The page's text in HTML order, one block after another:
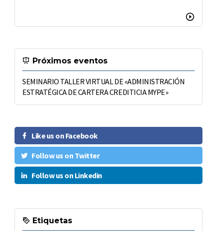
Próximos eventos
SEMINARIO TALLER VIRTUAL DE «ADMINISTRACIÓN
ESTRATÉGICA DE CARTERA CREDITICIA MYPE»
Like us on Facebook
Follow us on Twitter
Follow us on Linkedin
Etiquetas